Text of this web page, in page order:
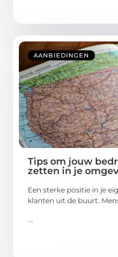
AANBIEDINGEN
Tips om jouw
zetten in je
Een sterke positie in je
klanten uit de buurt.
...